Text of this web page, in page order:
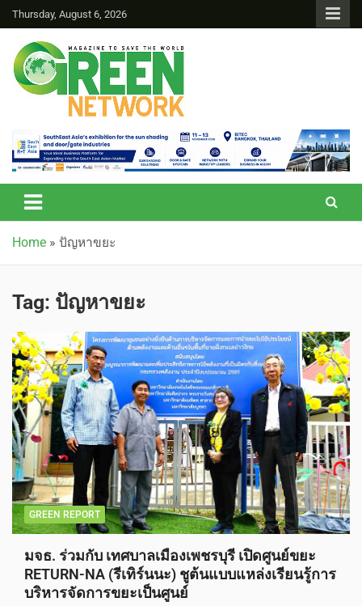
Thursday, August 6, 2026
Green Network
Home » ปัญหาขยะ
Tag: ปัญหาขยะ
GREEN REPORT
มจธ. ร่วมกับ เทศบาลเมืองเพชรบุรี เปิดศูนย์ขยะ
RETURN-NA (รีเทิร์นนะ) ชูต้นแบบแหล่งเรียนรู้การ
บริหารจัดการขยะเป็นศูนย์